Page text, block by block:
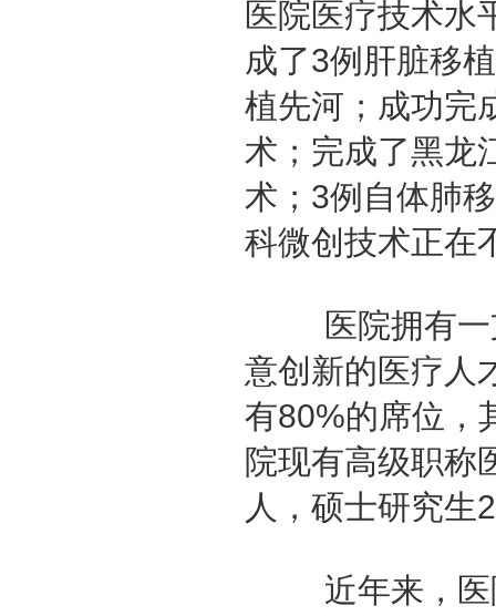
医院医疗技术水
成了3例肝脏移
植先河；成功完
术；完成了黑龙
术； 3例自体肺
科微创技术正在
医院拥有一支
意创新的医疗人
有80%的席位，
院现有高级职称
人，硕士研究生
近年来，医院